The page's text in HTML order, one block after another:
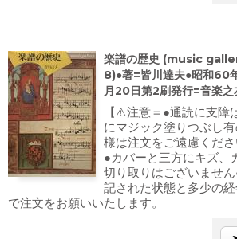
楽譜の歴史 (music
8)●著=皆川達夫●昭和60
月20日第2刷発行=音楽之
【⚠️注意＝●通読に支障
にマジック塗りつぶし
様は注文をご遠慮くださ
●カバーと三方にキズ、
切り取りはございませ
記された状態と多少の
で注文をお願いいたします。